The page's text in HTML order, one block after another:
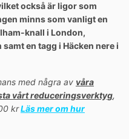
också är ligor som
minns som vanligt en
knall i London,
en tagg i Häcken nere i
med några av våra
vårt reduceringsverktyg,
krLäs mer om hur